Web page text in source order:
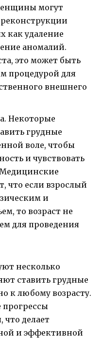
могут
как удаление
аномалий.
это может быть
процедурой для
внешнего
Некоторые
грудные
воле, чтобы
и чувствовать
Медицинские
что если взрослый
и
то возраст не
для проведения
несколько
ставить грудные
к любому возрасту.
прогрессы
что делает
и эффективной